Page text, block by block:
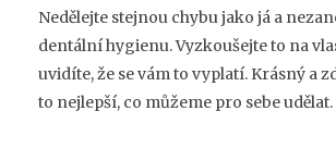
Nedělejte stejnou chybu jako já a
dentální hygienu. Vyzkoušejte to na
uvidíte, že se vám to vyplatí. Krásný a
to nejlepší, co můžeme pro sebe udělat.